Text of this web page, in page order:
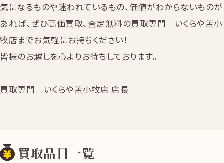
気になるものや迷われているもの、価値がわからないものが
あれば、ぜひ高価買取、査定無料の買取専門 いくらや苫小
牧店までお気軽にお持ちください!
皆様のお越しを心よりお待ちしております。
買取専門 いくらや苫小牧店 店長
買取品目一覧